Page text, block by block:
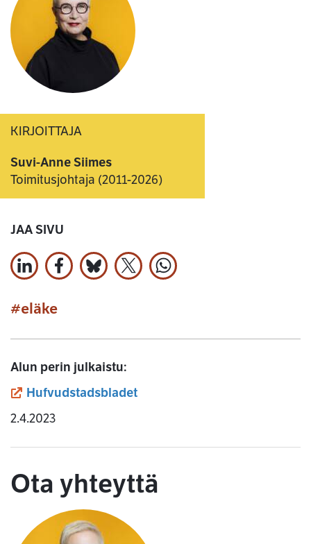
KIRJOITTAJA
Suvi-Anne Siimes
Toimitusjohtaja (2011-2026)
JAA SIVU
Jaa LinkedInissä
Jaa Facebookissa
Jaa Bluesky:ssa
Jaa X:ssäJaa WhatsApissa
#eläke
Alun perin julkaistu:
Hufvudstadsbladet(siirryt toiseen palveluun)
2.4.2023
Ota yhteyttä